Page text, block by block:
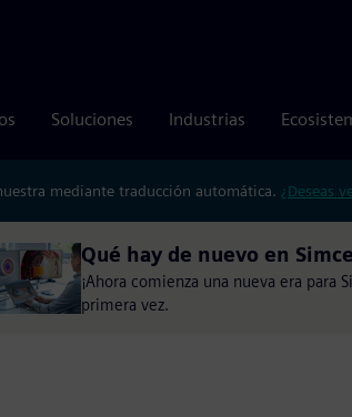
Soluciones Industrias
mediante traducción automática. ¿Deseas
Qué hay de nuevo en
¡Ahora comienza una nueva era
primera vez.